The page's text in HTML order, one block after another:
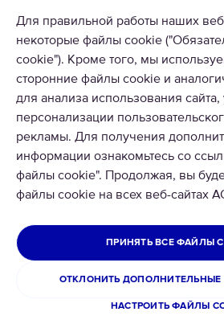
Для правильной работы наших
некоторые файлы cookie
cookie"). Кроме того, мы
сторонние файлы cookie и
для анализа использования
персонализации
рекламы. Для получения
информации ознакомьтесь со
файлы cookie". Продолжая, вы
файлы cookie на всех веб-сайтах
НАСТРОИТЬ ФАЙЛЫ
ОТКЛОНИТЬ ДОПОЛНИТЕЛЬНЫЕ
ПРИНЯТЬ ВСЕ ФАЙЛЫ
О НАС
© 2026 АКВАФОР
Условия использования
Cookies
ИЗРАИЛЬ